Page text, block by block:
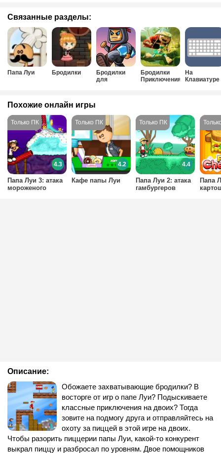
Связанные разделы:
Папа Луи Бродилки
Бродилки
для
Бродилки
Приключения
На
Клавиатуре
Описание:
Обожаете захватывающие бродилки? В
восторге от игр о папе Луи? Подыскиваете
классные приключения на двоих? Тогда
зовите на подмогу друга и отправляйтесь на
охоту за пиццей в этой игре на двоих.
Чтобы разорить пиццерии папы Луи, какой-то конкурент
выкрал пиццу и разбросал по уровням. Двое помощников
Похожие онлайн игры
Папа Луи 3: атака
мороженого
4.3
Кафе папы Луи
4.2
Папа Луи 2: атака
гамбургеров
4.4
Папа